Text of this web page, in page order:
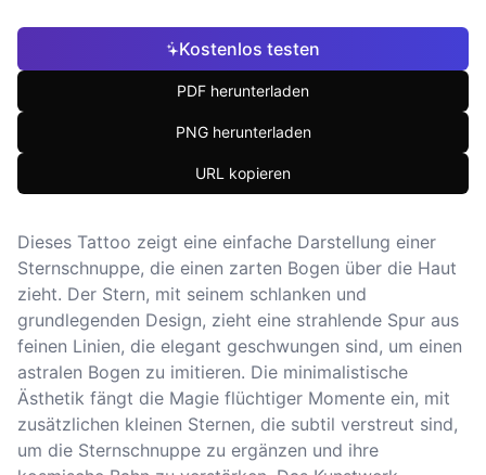
Kostenlos testen
PDF herunterladen
PNG herunterladen
URL kopieren
Dieses Tattoo zeigt eine einfache Darstellung einer
Sternschnuppe, die einen zarten Bogen über die Haut
zieht. Der Stern, mit seinem schlanken und
grundlegenden Design, zieht eine strahlende Spur aus
feinen Linien, die elegant geschwungen sind, um einen
astralen Bogen zu imitieren. Die minimalistische
Ästhetik fängt die Magie flüchtiger Momente ein, mit
zusätzlichen kleinen Sternen, die subtil verstreut sind,
um die Sternschnuppe zu ergänzen und ihre